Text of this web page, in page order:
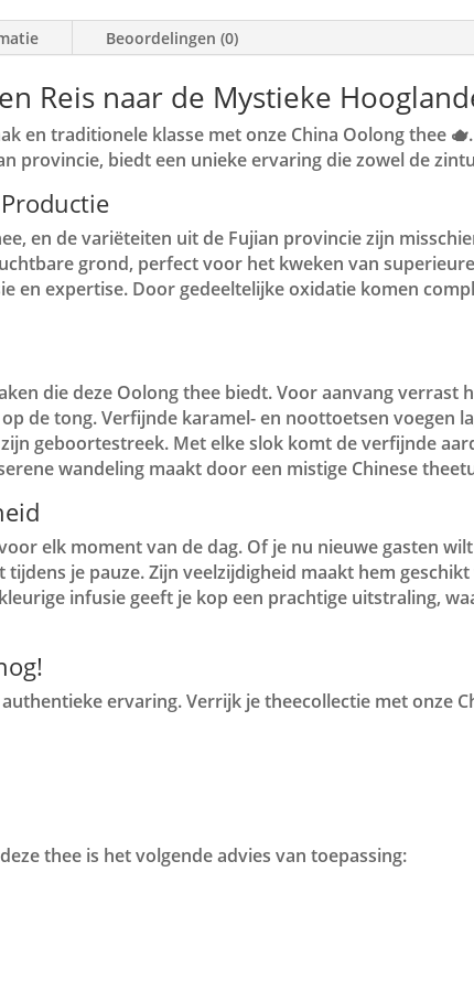
Beoordelingen (0)
Reis naar de Mystieke
en traditionele klasse met onze China Oolong thee
provincie, biedt een unieke ervaring die zowel de
en de variëteiten uit de Fujian provincie zijn
grond, perfect voor het kweken van
en expertise. Door gedeeltelijke oxidatie komen
die deze Oolong thee biedt. Voor aanvang verrast
de tong. Verfijnde karamel- en noottoetsen voegen
geboortestreek. Met elke slok komt de verfijnde
wandeling maakt door een mistige Chinese
elk moment van de dag. Of je nu nieuwe gasten
je pauze. Zijn veelzijdigheid maakt hem
infusie geeft je kop een prachtige uitstraling,
ervaring. Verrijk je theecollectie met onze
thee is het volgende advies van toepassing: